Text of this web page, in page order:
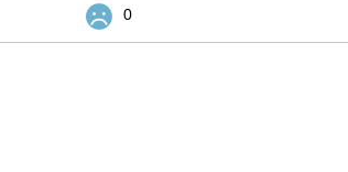
0